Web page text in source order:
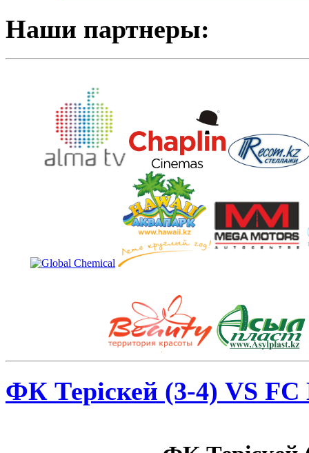
Наши партнеры:
ФК Теріскей (3-4) VS FC